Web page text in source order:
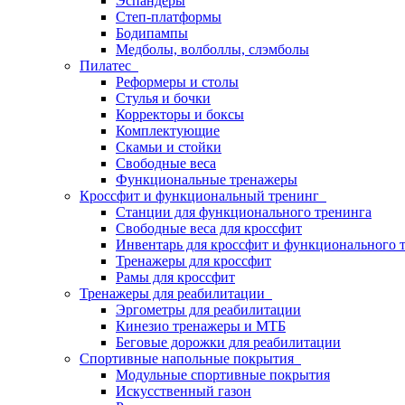
Степ-платформы
Бодипампы
Медболы, волболлы, слэмболы
Пилатес
Реформеры и столы
Стулья и бочки
Корректоры и боксы
Комплектующие
Скамьи и стойки
Свободные веса
Функциональные тренажеры
Кроссфит и функциональный тренинг
Станции для функционального тренинга
Свободные веса для кроссфит
Инвентарь для кроссфит и функционального
Тренажеры для кроссфит
Рамы для кроссфит
Тренажеры для реабилитации
Эргометры для реабилитации
Кинезио тренажеры и МТБ
Беговые дорожки для реабилитации
Спортивные напольные покрытия
Модульные спортивные покрытия
Искусственный газон